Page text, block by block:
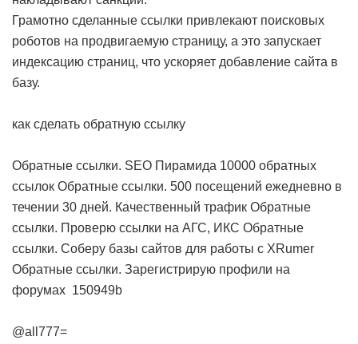
Грамотно сделанные ссылки привлекают поисковых
роботов на продвигаемую страницу, а это запускает
индексацию страниц, что ускоряет добавление сайта в
базу.
как сделать обратную ссылку
Обратные ссылки. SEO Пирамида 10000 обратных
ссылок Обратные ссылки. 500 посещений ежедневно в
течении 30 дней. Качественный трафик Обратные
ссылки. Проверю ссылки на АГС, ИКС Обратные
ссылки. Соберу базы сайтов для работы с XRumer
Обратные ссылки. Зарегистрирую профили на
форумах 150949b
@all777=